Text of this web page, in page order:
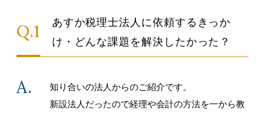
あすか税理士法人に依頼するきっか
け・どんな課題を解決したかった？
知り合いの法人からのご紹介です。
新設法人だったので経理や会計の方法を一から教